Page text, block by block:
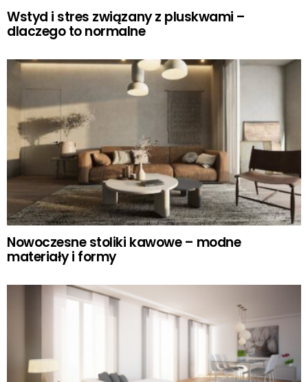
Wstyd i stres związany z pluskwami –
dlaczego to normalne
Nowoczesne stoliki kawowe – modne
materiały i formy